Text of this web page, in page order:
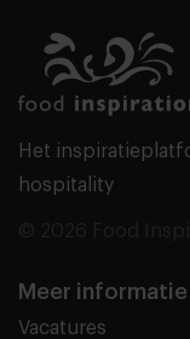
Het
hospitality
Meer informatie
Vacatures